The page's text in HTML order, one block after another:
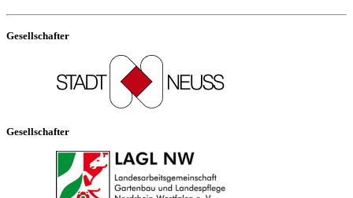
Gesellschafter
Gesellschafter